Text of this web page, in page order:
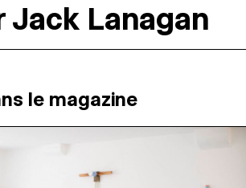
Jack Lanagan
le magazine